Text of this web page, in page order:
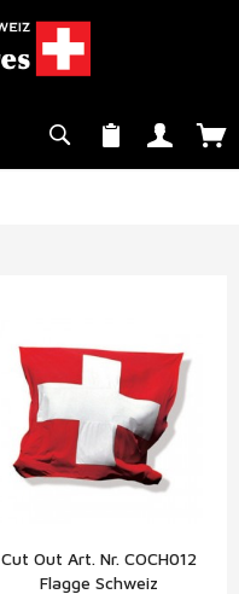
Cut Out Art. Nr. COCH012
Flagge Schweiz